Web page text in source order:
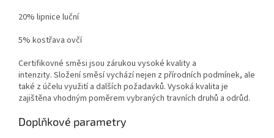
20% lipnice luční
5% kostřava ovčí
Certifikovné směsi jsou zárukou vysoké kvality a
intenzity. Složení směsí vychází nejen z přírodních podmínek, ale
také z účelu využití a dalších požadavků. Vysoká kvalita je
zajištěna vhodným poměrem vybraných travních druhů a odrůd.
Doplňkové parametry